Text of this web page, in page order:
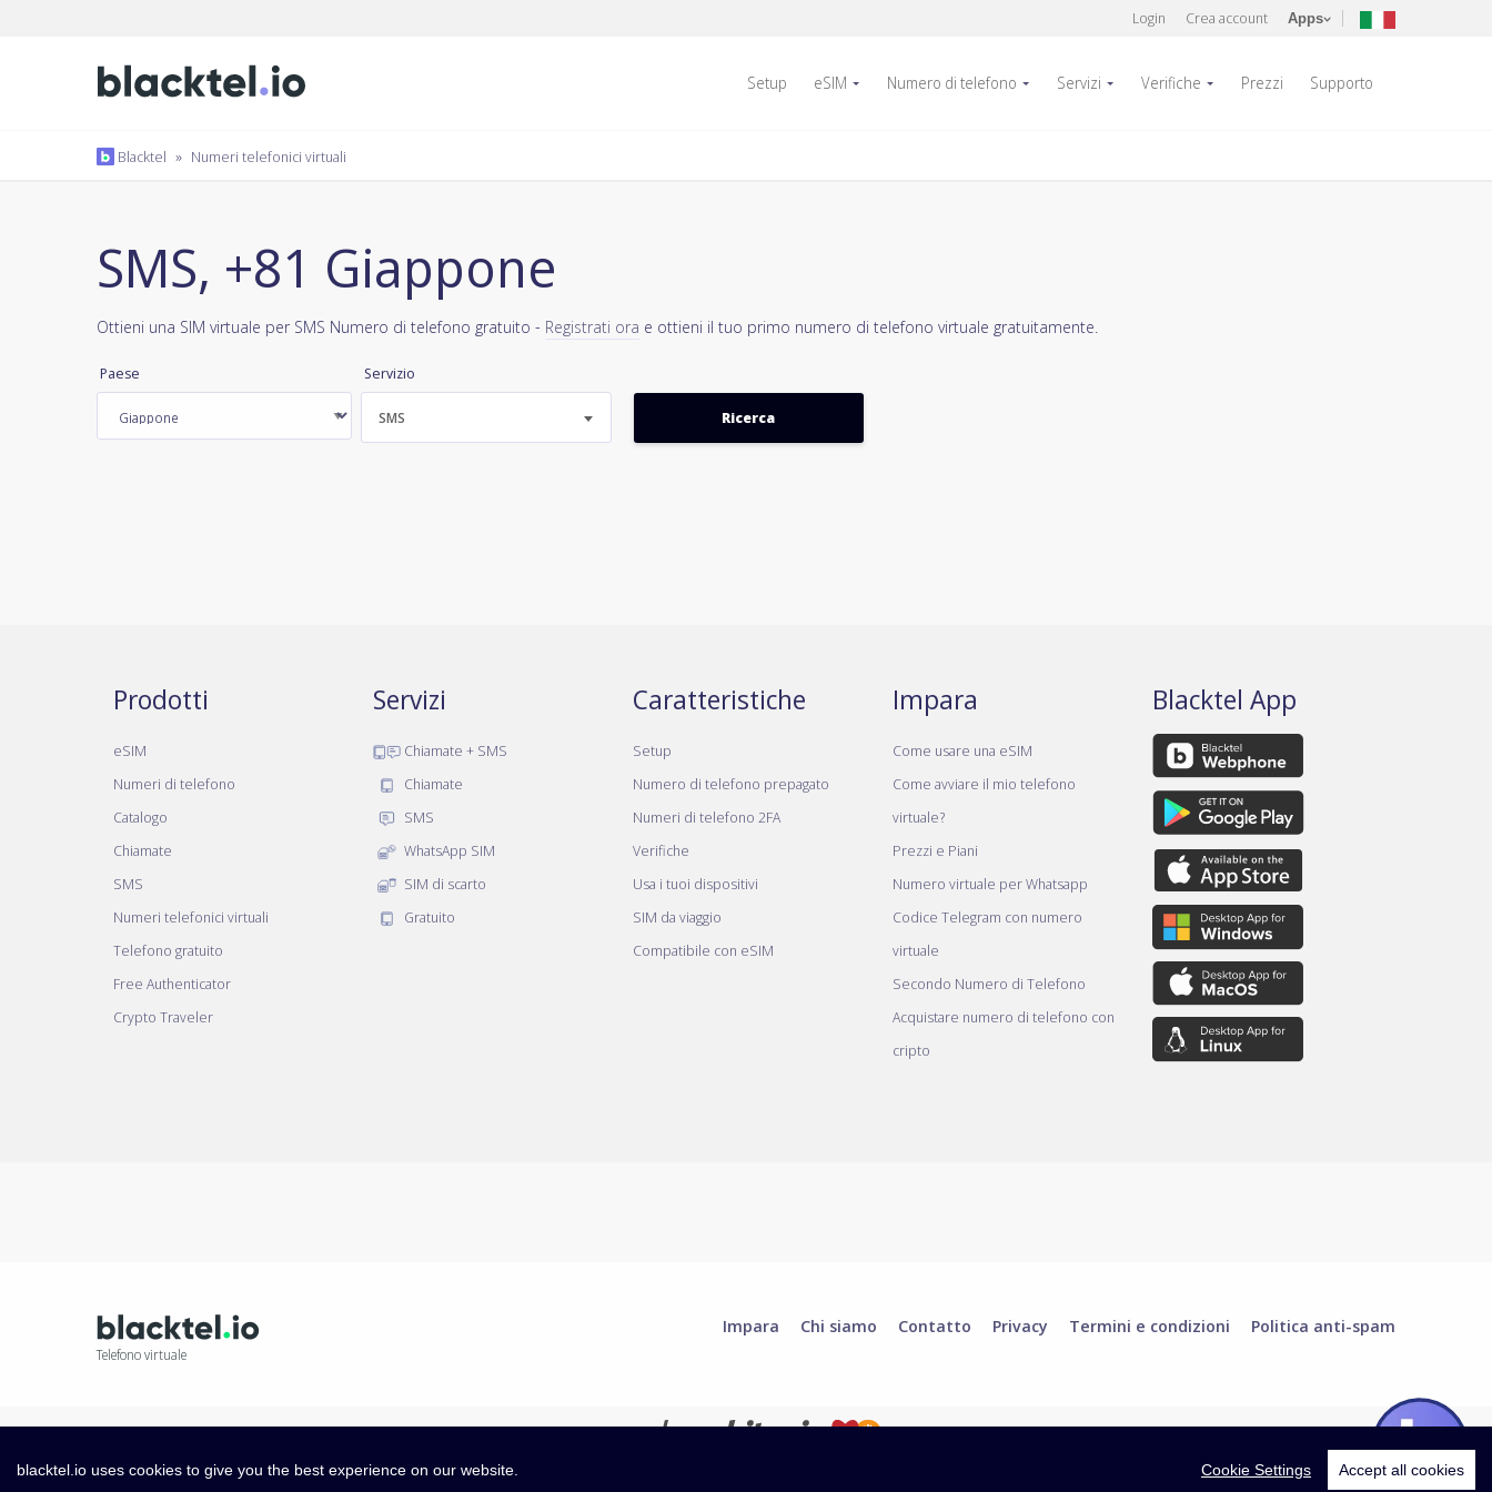
Login Crea account Apps
Setup eSIM Numero di telefono Servizi Verifiche Prezzi Supporto
Blacktel » Numeri telefonici virtuali
SMS, +81 Giappone
Ottieni una SIM virtuale per SMS Numero di telefono gratuito - Registrati ora e ottieni il tuo primo numero di telefono virtuale gratuitamente.
Paese Servizio
SMS
Prodotti
eSIM
Numeri di telefono
Catalogo
Chiamate
SMS
Numeri telefonici virtuali
Telefono gratuito
Free Authenticator
Crypto Traveler
Servizi
Chiamate + SMS
Chiamate
SMS
WhatsApp SIM
SIM di scarto
Gratuito
Caratteristiche
Setup
Numero di telefono prepagato
Numeri di telefono 2FA
Verifiche
Usa i tuoi dispositivi
SIM da viaggio
Compatibile con eSIM
Impara
Come usare una eSIM
Come avviare il mio telefono
virtuale?
Prezzi e Piani
Numero virtuale per Whatsapp
Codice Telegram con numero
virtuale
Secondo Numero di Telefono
Acquistare numero di telefono con
cripto
Blacktel App
Telefono virtuale
Impara Chi siamo Contatto Privacy Termini e condizioni Politica anti-spam
blacktel.io uses cookies to give you the best experience on our website. Cookie Settings Accept all cookies